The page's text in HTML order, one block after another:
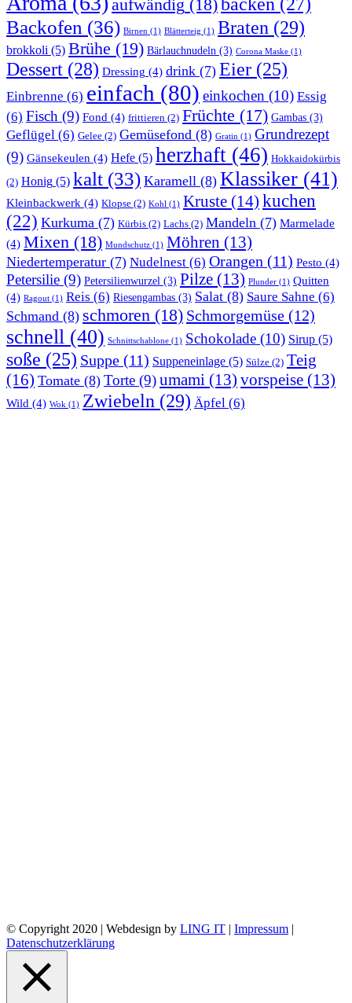
aufwändig (18)
Backofen (36) Birnen (1) Blätterteig (1) Braten (29)
brokkoli (5) Brühe (19) Bärlauchnudeln (3) Corona Maske (1)
Dessert (28) Dressing (4) drink (7) Eier (25)
Einbrenne (6) einfach (80) einkochen (10) Essig
(6) Fisch (9) Fond (4) frittieren (2) Früchte (17) Gambas (3)
Geflügel (6) Gelee (2) Gemüsefond (8) Gratin (1) Grundrezept
(9) Gänsekeulen (4) Hefe (5) herzhaft (46) Hokkaidokürbis
(2) Honig (5) kalt (33) Karamell (8) Klassiker (41)
Kleinbackwerk (4) Klopse (2) Kohl (1) Kruste (14) kuchen
(22) Kurkuma (7) Kürbis (2) Lachs (2) Mandeln (7) Marmelade
(4) Mixen (18) Mundschutz (1) Möhren (13)
Niedertemperatur (7) Nudelnest (6) Orangen (11) Pesto (4)
Petersilie (9) Petersilienwurzel (3) Pilze (13) Plunder (1) Quitten
(4) Ragout (1) Reis (6) Riesengambas (3) Salat (8) Saure Sahne (6)
Schmand (8) schmoren (18) Schmorgemüse (12)
schnell (40) Schnittschablone (1) Schokolade (10) Sirup (5)
soße (25) Suppe (11) Suppeneinlage (5) Sülze (2) Teig
(16) Tomate (8) Torte (9)umami (13) vorspeise (13)
Wild (4) Wok (1) Zwiebeln (29) Äpfel (6)
© Copyright 2020 | Webdesign by LING IT | Impressum |
Datenschutzerklärung